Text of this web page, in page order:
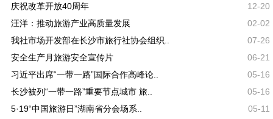
庆祝改革开放40周年
12-20
汪洋：推动旅游产业高质量发展
02-02
我社市场开发部在长沙市旅行社协会组织..
07-26
安全生产月旅游安全宣传片
06-21
习近平出席“一带一路”国际合作高峰论..
05-16
长沙被列“一带一路”重要节点城市 旅..
05-16
5·19“中国旅游日”湖南省分会场系..
05-11